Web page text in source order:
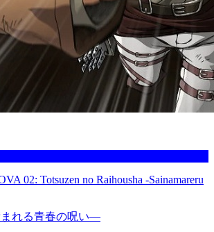
02: Totsuzen no Raihousha -Sainamareru
れる青春の呪い―